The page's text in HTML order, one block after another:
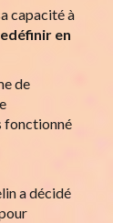
capacité à
en
de
fonctionné
a décidé